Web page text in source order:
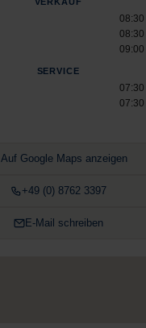
08:30
08:30
09:00
SERVICE
07:30
07:30
Auf Google Maps anzeigen
+49 (0) 8762 3397
E-Mail schreiben